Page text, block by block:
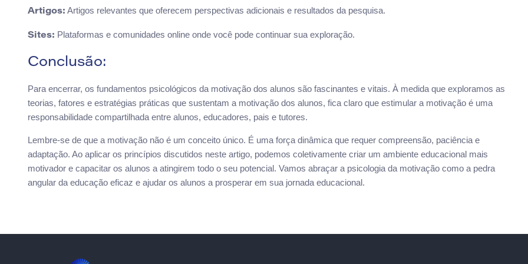
Artigos: Artigos relevantes que oferecem perspectivas adicionais e resultados da pesquisa.
Sites: Plataformas e comunidades online onde você pode continuar sua exploração.
Conclusão:
Para encerrar, os fundamentos psicológicos da motivação dos alunos são fascinantes e vitais. À medida que exploramos as
teorias, fatores e estratégias práticas que sustentam a motivação dos alunos, fica claro que estimular a motivação é uma
responsabilidade compartilhada entre alunos, educadores, pais e tutores.
Lembre-se de que a motivação não é um conceito único. É uma força dinâmica que requer compreensão, paciência e
adaptação. Ao aplicar os princípios discutidos neste artigo, podemos coletivamente criar um ambiente educacional mais
motivador e capacitar os alunos a atingirem todo o seu potencial. Vamos abraçar a psicologia da motivação como a pedra
angular da educação eficaz e ajudar os alunos a prosperar em sua jornada educacional.